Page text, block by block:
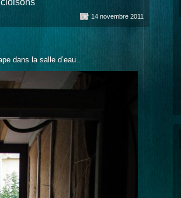
14 novembre 2011
dans la salle d’eau…